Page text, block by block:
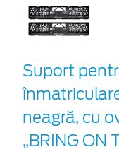
Suport
neagră, cu
„BRING ON